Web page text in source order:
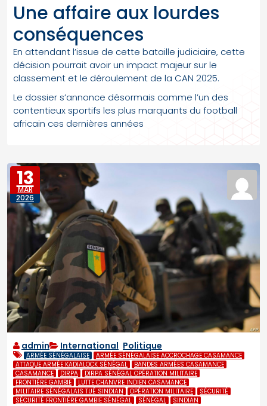
Une affaire aux lourdes
conséquences
En attendant l’issue de cette bataille judiciaire, cette
décision pourrait avoir un impact majeur sur le
classement et le déroulement de la CAN 2025.
Le dossier s’annonce désormais comme l’un des
contentieux sportifs les plus marquants du football
africain ces dernières années
13
MAR
2026
admin International Politique
ARMÉE SÉNÉGALAISE
ARMÉE SÉNÉGALAISE ACCROCHAGE CASAMANCE
ATTAQUE ARMÉE KADIALOCK SÉNÉGAL
BANDES ARMÉES CASAMANCE
CASAMANCE
DIRPA
DIRPA SÉNÉGAL OPÉRATION MILITAIRE
FRONTIÈRE GAMBIE
LUTTE CHANVRE INDIEN CASAMANCE
MILITAIRE SÉNÉGALAIS TUÉ SINDIAN
OPÉRATION MILITAIRE
SÉCURITÉ
SÉCURITÉ FRONTIÈRE GAMBIE SÉNÉGAL
SÉNÉGAL SINDIAN